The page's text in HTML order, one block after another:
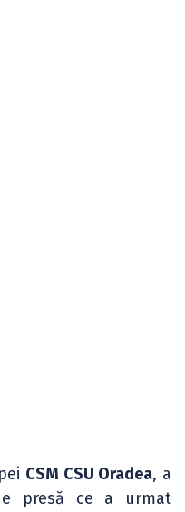
CSM CSU Oradea, a
presă ce a urmat